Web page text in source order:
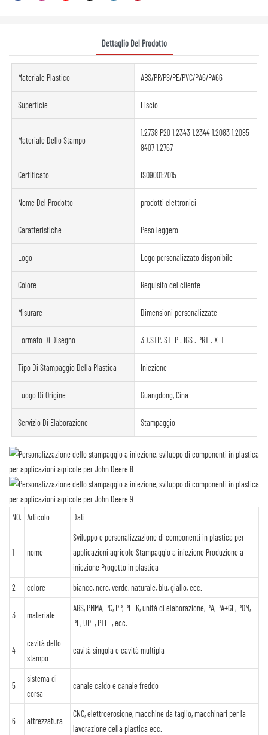
Dettaglio Del Prodotto
Materiale Plastico ABS/PP/PS/PE/PVC/PA6/PA66
Superficie Liscio
Materiale Dello Stampo
1.2738 P20 1.2343 1.2344 1.2083 1.2085
8407 1.2767
Certificato ISO9001:2015
Nome Del Prodotto prodotti elettronici
Caratteristiche Peso leggero
Logo Logo personalizzato disponibile
Colore Requisito del cliente
Misurare Dimensioni personalizzate
Formato Di Disegno 3D.STP. STEP . IGS . PRT . X_T
Tipo Di Stampaggio Della Plastica Iniezione
Luogo Di Origine Guangdong, Cina
Servizio Di Elaborazione Stampaggio
NO. Articolo Dati
1 nome
Sviluppo e personalizzazione di componenti in plastica per
applicazioni agricole Stampaggio a iniezione Produzione a
iniezione Progetto in plastica
2
colore bianco, nero, verde, naturale, blu, giallo, ecc.
3 materiale
ABS, PMMA, PC, PP, PEEK, unità di elaborazione, PA, PA+GF, POM,
PE, UPE, PTFE, ecc.
4
cavità dello
stampo
cavità singola e cavità multipla
5
sistema di
corsa
canale caldo e canale freddo
6 attrezzatura
CNC, elettroerosione, macchine da taglio, macchinari per la
lavorazione della plastica ecc.